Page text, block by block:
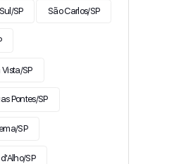
SP São Carlos/SP
SP
Pontes/SP
SP
SP